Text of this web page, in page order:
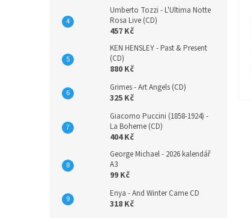
Umberto Tozzi - L'Ultima Notte
Rosa Live (CD)
457 Kč
KEN HENSLEY - Past & Present
(CD)
880 Kč
Grimes - Art Angels (CD)
325 Kč
Giacomo Puccini (1858-1924) -
La Boheme (CD)
404 Kč
George Michael - 2026 kalendář
A3
99 Kč
Enya - And Winter Came CD
318 Kč